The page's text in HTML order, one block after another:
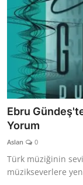
Ebru
Yorum
Aslan 0
Türk müziğinin
müzikseverlere